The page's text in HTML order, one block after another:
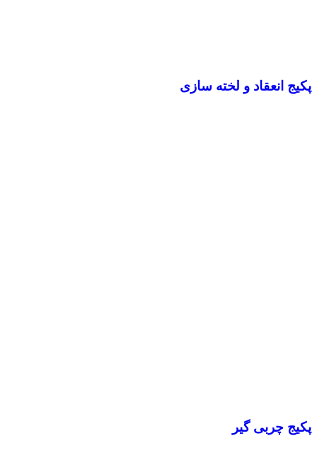
پکیج انعقاد و لخته سازی
پکیج چربی گیر